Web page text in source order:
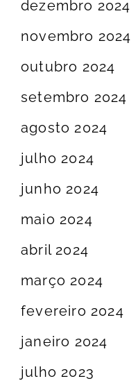
dezembro 2024
novembro 2024
outubro 2024
setembro 2024
agosto 2024
julho 2024
junho 2024
maio 2024
abril 2024
março 2024
fevereiro 2024
janeiro 2024
julho 2023